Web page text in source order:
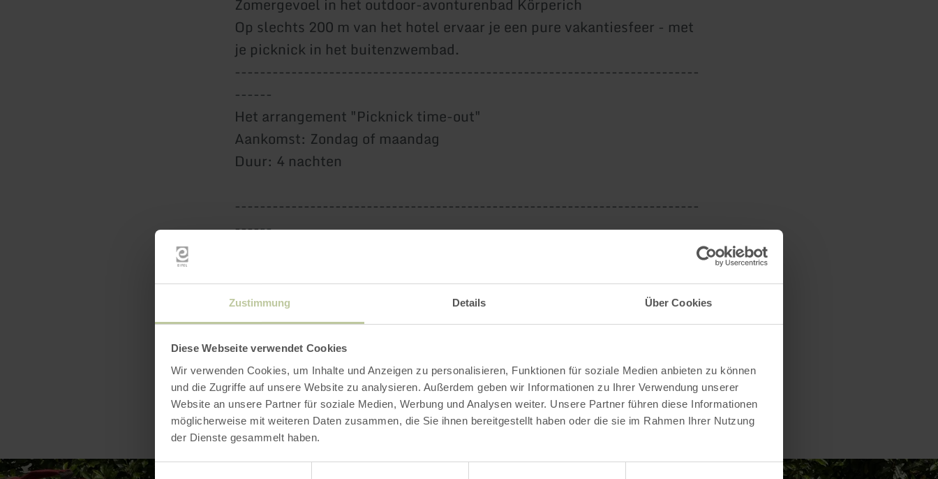
Zustimmung Details Über Cookies
Diese Webseite verwendet Cookies
Wir verwenden Cookies, um Inhalte und Anzeigen zu personalisieren, Funktionen für soziale Medien anbieten zu können
und die Zugriffe auf unsere Website zu analysieren. Außerdem geben wir Informationen zu Ihrer Verwendung unserer
Website an unsere Partner für soziale Medien, Werbung und Analysen weiter. Unsere Partner führen diese Informationen
möglicherweise mit weiteren Daten zusammen, die Sie ihnen bereitgestellt haben oder die sie im Rahmen Ihrer Nutzung
der Dienste gesammelt haben.
Op slechts 200 m van het hotel ervaar je een pure vakantiesfeer - met
je picknick in het buitenzwembad.
--------------------------------------------------------------------------
------
Het arrangement "Picknick time-out"
Aankomst: Zondag of maandag
Duur: 4 nachten
--------------------------------------------------------------------------
------
We kijken uit naar je komst!
Impressies